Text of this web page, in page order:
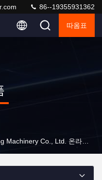
86--19355931362
따옴표